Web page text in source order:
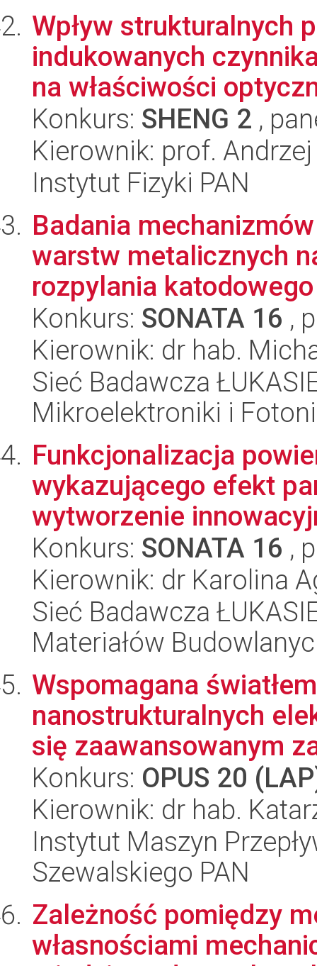
Wpływ strukturalnych
indukowanych
na właściwości
Konkurs: SHENG 2 ,
Kierownik: prof.
Instytut Fizyki PAN
Badania
warstw metalicznych
rozpylania
Konkurs: SONATA 16 ,
Kierownik: dr hab.
Sieć Badawcza
Mikroelektroniki i
Funkcjonalizacja
wykazującego efekt
wytworzenie
Konkurs: SONATA 16 ,
Kierownik: dr Karolina
Sieć Badawcza
Materiałów
Wspomagana
nanostrukturalnych
się zaawansowanym
Konkurs: OPUS 20
Kierownik: dr hab.
Instytut Maszyn
Szewalskiego PAN
Zależność pomiędzy
własnościami